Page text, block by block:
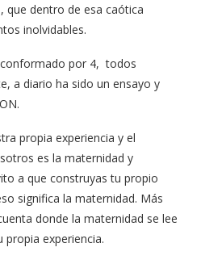
dentro de esa caótica
inolvidables.
por 4, todos
a diario ha sido un ensayo y
propia experiencia y el
es la maternidad y
a que construyas tu propio
significa la maternidad. Más
donde la maternidad se lee
experiencia.